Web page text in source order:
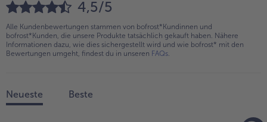
4,5/5
Alle Kundenbewertungen stammen von bofrost*Kundinnen und
bofrost*Kunden, die unsere Produkte tatsächlich gekauft haben. Nähere
Informationen dazu, wie dies sichergestellt wird und wie bofrost* mit den
Bewertungen umgeht, findest du in unseren FAQs
Neueste Beste